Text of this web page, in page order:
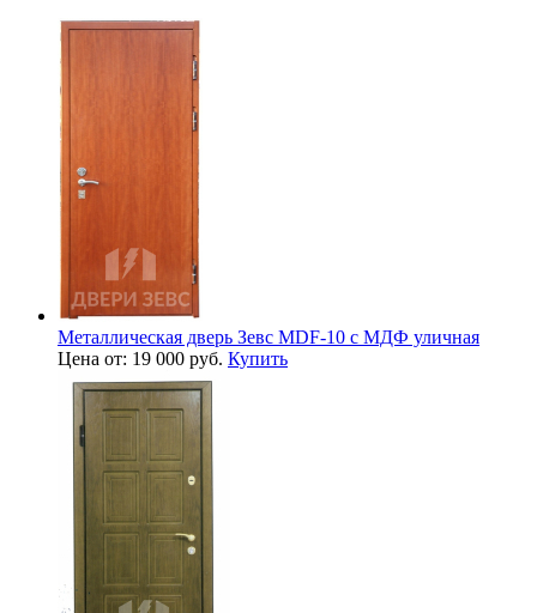
Металлическая дверь Зевс MDF-10 с МДФ уличная
Цена от: 19 000 руб. Купить